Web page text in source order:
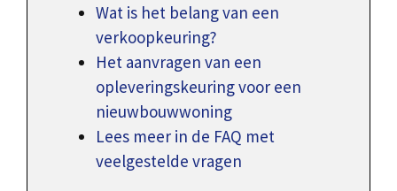
Wat is het belang van een
verkoopkeuring?
Het aanvragen van een
opleveringskeuring voor een
nieuwbouwwoning
Lees meer in de FAQ met
veelgestelde vragen